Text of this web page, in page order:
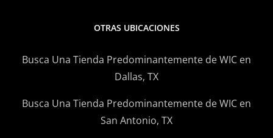
OTRAS UBICACIONES
Busca Una Tienda Predominantemente de WIC en
Dallas, TX
Busca Una Tienda Predominantemente de WIC en
San Antonio, TX